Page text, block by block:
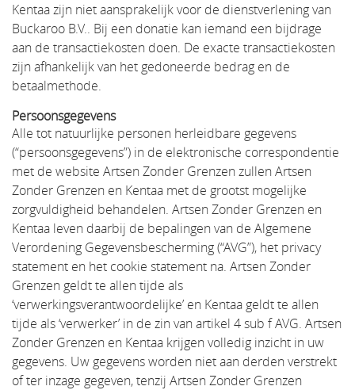
Kentaa zijn niet aansprakelijk voor de dienstverlening van
Buckaroo B.V.. Bij een donatie kan iemand een bijdrage
aan de transactiekosten doen. De exacte transactiekosten
zijn afhankelijk van het gedoneerde bedrag en de
betaalmethode.
Persoonsgegevens
Alle tot natuurlijke personen herleidbare gegevens
(“persoonsgegevens”) in de elektronische correspondentie
met de website Artsen Zonder Grenzen zullen Artsen
Zonder Grenzen en Kentaa met de grootst mogelijke
zorgvuldigheid behandelen. Artsen Zonder Grenzen en
Kentaa leven daarbij de bepalingen van de Algemene
Verordening Gegevensbescherming (“AVG”), het privacy
statement en het cookie statement na. Artsen Zonder
Grenzen geldt te allen tijde als
‘verwerkingsverantwoordelijke’ en Kentaa geldt te allen
tijde als ‘verwerker’ in de zin van artikel 4 sub f AVG. Artsen
Zonder Grenzen en Kentaa krijgen volledig inzicht in uw
gegevens. Uw gegevens worden niet aan derden verstrekt
of ter inzage gegeven, tenzij Artsen Zonder Grenzen